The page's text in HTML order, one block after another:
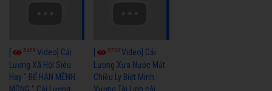
5459 Video] Cải
Lương Xã Hội Siêu
Hay " BỂ HẬN MÊNH
5733Video] Cải
Lương Xưa Nước Mắt
Chiều Ly Biệt Minh